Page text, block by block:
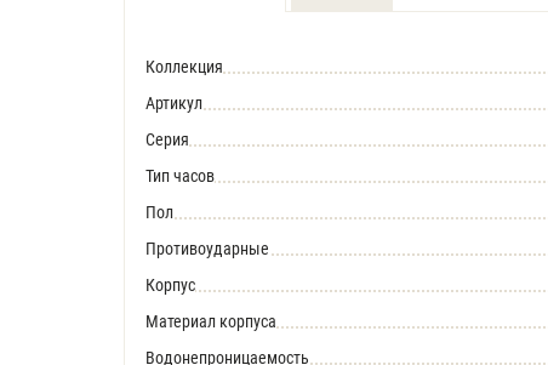
Коллекция
Артикул
Серия
Тип часов
Пол
Противоударные
Корпус
Материал корпуса
Водонепроницаемость